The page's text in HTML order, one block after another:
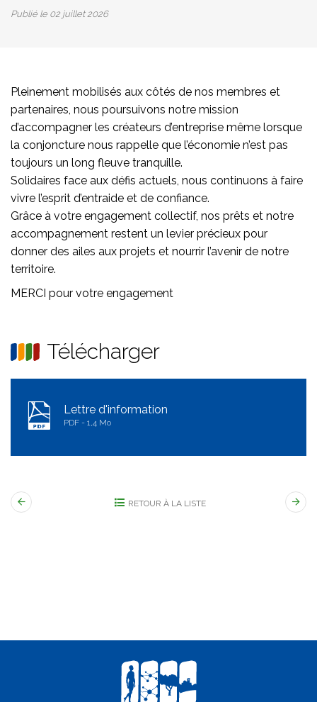
Publié le 02 juillet 2026
Pleinement mobilisés aux côtés de nos membres et
partenaires, nous poursuivons notre mission
d’accompagner les créateurs d’entreprise même lorsque
la conjoncture nous rappelle que l’économie n’est pas
toujours un long fleuve tranquille.
Solidaires face aux défis actuels, nous continuons à faire
vivre l’esprit d’entraide et de confiance.
Grâce à votre engagement collectif, nos prêts et notre
accompagnement restent un levier précieux pour
donner des ailes aux projets et nourrir l’avenir de notre
territoire.
MERCI pour votre engagement
Télécharger
Lettre d'information
PDF 1,4 Mo
RETOUR À LA LISTE